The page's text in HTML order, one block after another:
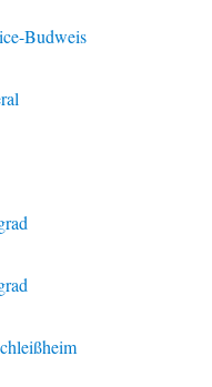
Budweis